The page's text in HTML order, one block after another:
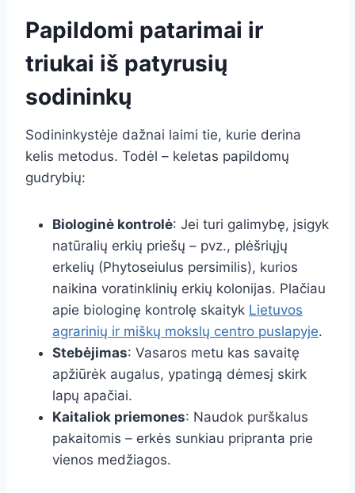
Papildomi patarimai ir
triukai iš patyrusių
sodininkų
Sodininkystėje dažnai laimi tie, kurie derina
kelis metodus. Todėl – keletas papildomų
gudrybių:
Biologinė kontrolė: Jei turi galimybę, įsigyk
natūralių erkių priešų – pvz., plėšriųjų
erkelių (Phytoseiulus persimilis), kurios
naikina voratinklinių erkių kolonijas. Plačiau
apie biologinę kontrolę skaityk Lietuvos
agrarinių ir miškų mokslų centro puslapyje.
Stebėjimas: Vasaros metu kas savaitę
apžiūrėk augalus, ypatingą dėmesį skirk
lapų apačiai.
Kaitaliok priemones: Naudok purškalus
pakaitomis – erkės sunkiau pripranta prie
vienos medžiagos.